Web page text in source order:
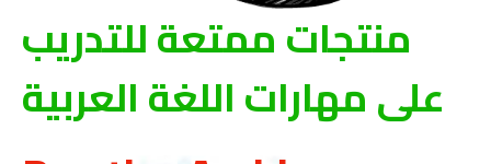
منتجات ممتعة للتدريب
على مهارات اللغة العربية